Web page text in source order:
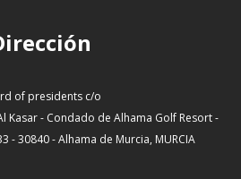
of presidents c/o
Kasar - Condado de Alhama Golf Resort -
- 30840 - Alhama de Murcia, MURCIA